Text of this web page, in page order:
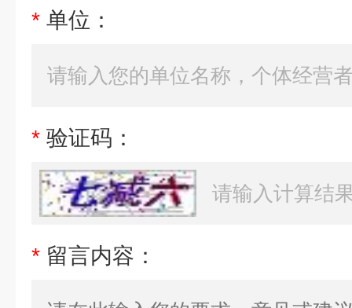
* 单位：
* 验证码：
* 留言内容：